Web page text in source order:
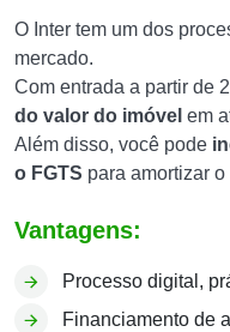
O Inter tem um dos
mercado.
Com entrada a partir de
do valor do imóvel em
Além disso, você pode
o FGTS para amortizar o
Vantagens:
Processo digital,
Financiamento de